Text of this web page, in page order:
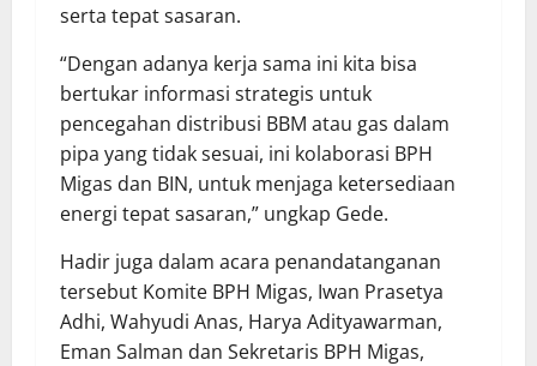
serta tepat sasaran.
“Dengan adanya kerja sama ini kita bisa
bertukar informasi strategis untuk
pencegahan distribusi BBM atau gas dalam
pipa yang tidak sesuai, ini kolaborasi BPH
Migas dan BIN, untuk menjaga ketersediaan
energi tepat sasaran,” ungkap Gede.
Hadir juga dalam acara penandatanganan
tersebut Komite BPH Migas, Iwan Prasetya
Adhi, Wahyudi Anas, Harya Adityawarman,
Eman Salman dan Sekretaris BPH Migas,